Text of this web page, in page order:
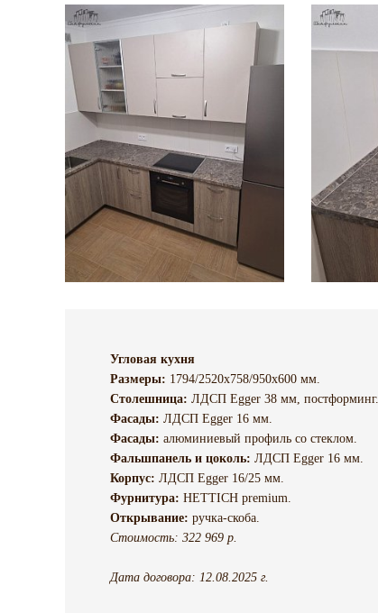
Угловая кухня
Размеры: 1794/2520х758/950х600 мм.
Столешница: ЛДСП Egger 38 мм, постформинг.
Фасады: ЛДСП Egger 16 мм.
Фасады: алюминиевый профиль со стеклом.
Фальшпанель и цоколь: ЛДСП Egger 16 мм.
Корпус: ЛДСП Egger 16/25 мм.
Фурнитура: HETTICH premium.
Открывание: ручка-скоба.
Стоимость: 322 969 р.
Дата договора: 12.08.2025 г.